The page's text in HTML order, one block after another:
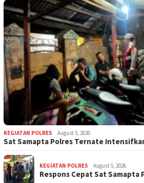
KEGIATAN POLRES August 5, 2026
Sat Samapta Polres Ternate
KEGIATAN POLRES August 5, 2026
Respons Cepat Sat